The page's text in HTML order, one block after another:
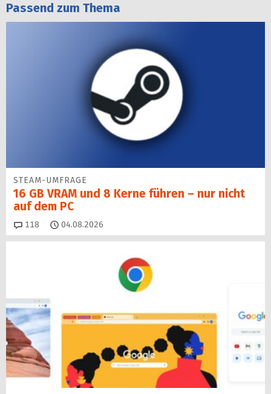
Passend zum Thema
STEAM-UMFRAGE
16 GB VRAM und 8 Kerne führen – nur nicht
auf dem PC
118 Kommentare
04.08.2026